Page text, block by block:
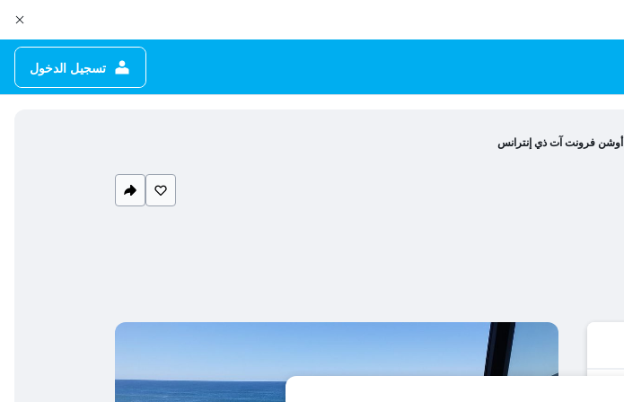
تسجيل الدخول
أوشن فرونت آت ذي إنترانس